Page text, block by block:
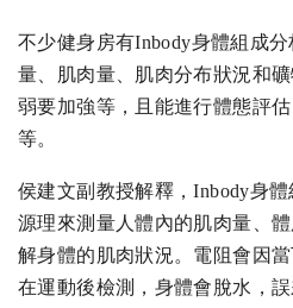
不少健身房有Inbody身體組成
量、肌肉量、肌肉分布狀況和
弱要加強等，且能進行體態評
等。
侯建文副教授解釋，Inbody身
源理來測量人體內的肌肉量、
解身體的肌肉狀況。電阻會因
在運動後檢測，身體會脫水，